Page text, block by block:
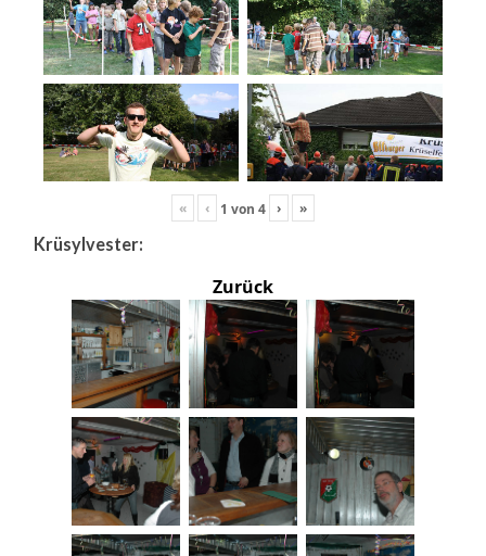
« ‹ 1 von 4 › »
Krüsylvester:
Zurück